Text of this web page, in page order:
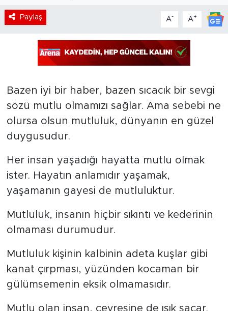
Paylaş A- A+
Bazen iyi bir haber, bazen sıcacık bir sevgi
sözü mutlu olmamızı sağlar. Ama sebebi ne
olursa olsun mutluluk, dünyanın en güzel
duygusudur.
Her insan yaşadığı hayatta mutlu olmak
ister. Hayatın anlamıdır yaşamak,
yaşamanın gayesi de mutluluktur.
Mutluluk, insanın hiçbir sıkıntı ve kederinin
olmaması durumudur.
Mutluluk kişinin kalbinin adeta kuşlar gibi
kanat çırpması, yüzünden kocaman bir
gülümsemenin eksik olmamasıdır.
Mutlu olan insan, çevresine de ışık saçar.